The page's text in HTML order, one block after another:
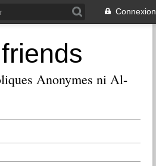
Connexion
Anonymes ni Al-